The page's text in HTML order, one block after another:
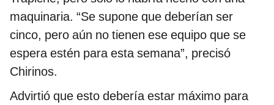
maquinaria. “Se supone que deberían ser
cinco, pero aún no tienen ese equipo que se
espera estén para esta semana”, precisó
Chirinos.
Advirtió que esto debería estar máximo para